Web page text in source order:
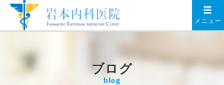
メニュー
ブログ
blog